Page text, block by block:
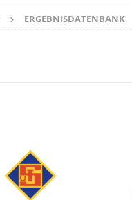
ERGEBNISDATENBANK